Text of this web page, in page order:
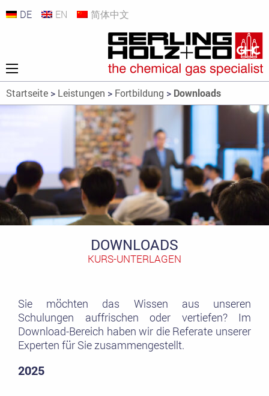
DE EN 简体中文
Startseite > Leistungen > Fortbildung > Downloads
DOWNLOADS
KURS-UNTERLAGEN
Sie möchten das Wissen aus unseren
Schulungen auffrischen oder vertiefen? Im
Download-Bereich haben wir die Referate unserer
Experten für Sie zusammengestellt.
2025